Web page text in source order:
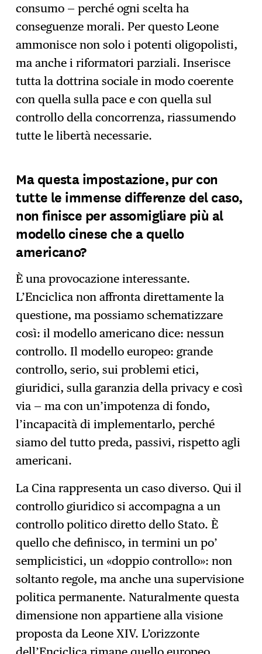
consumo — perché ogni scelta ha
conseguenze morali. Per questo Leone
ammonisce non solo i potenti oligopolisti,
ma anche i riformatori parziali. Inserisce
tutta la dottrina sociale in modo coerente
con quella sulla pace e con quella sul
controllo della concorrenza, riassumendo
tutte le libertà necessarie.
Ma questa impostazione, pur con
tutte le immense differenze del caso,
non finisce per assomigliare più al
modello cinese che a quello
americano?
È una provocazione interessante.
L’Enciclica non affronta direttamente la
questione, ma possiamo schematizzare
così: il modello americano dice: nessun
controllo. Il modello europeo: grande
controllo, serio, sui problemi etici,
giuridici, sulla garanzia della privacy e così
via — ma con un’impotenza di fondo,
l’incapacità di implementarlo, perché
siamo del tutto preda, passivi, rispetto agli
americani.
La Cina rappresenta un caso diverso. Qui il
controllo giuridico si accompagna a un
controllo politico diretto dello Stato. È
quello che definisco, in termini un po’
semplicistici, un «doppio controllo»: non
soltanto regole, ma anche una supervisione
politica permanente. Naturalmente questa
dimensione non appartiene alla visione
proposta da Leone XIV. L’orizzonte